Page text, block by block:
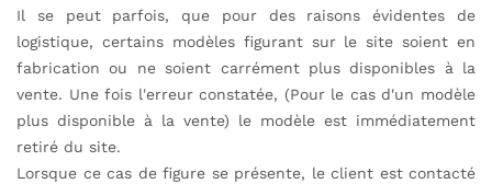
Il se peut parfois, que pour des raisons évidentes de
logistique, certains modèles figurant sur le site soient en
fabrication ou ne soient carrément plus disponibles à la
vente. Une fois l'erreur constatée, (Pour le cas d'un modèle
plus disponible à la vente) le modèle est immédiatement
retiré du site.
Lorsque ce cas de figure se présente, le client est contacté